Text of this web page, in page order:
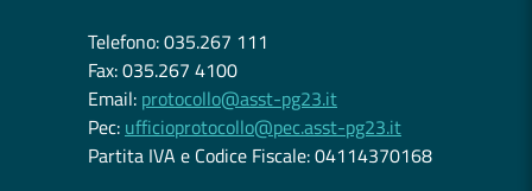
Telefono: 035.267 111
Fax: 035.267 4100
Email: protocollo@asst-pg23.it
Pec: ufficioprotocollo@pec.asst-pg23.it
Partita IVA e Codice Fiscale: 04114370168